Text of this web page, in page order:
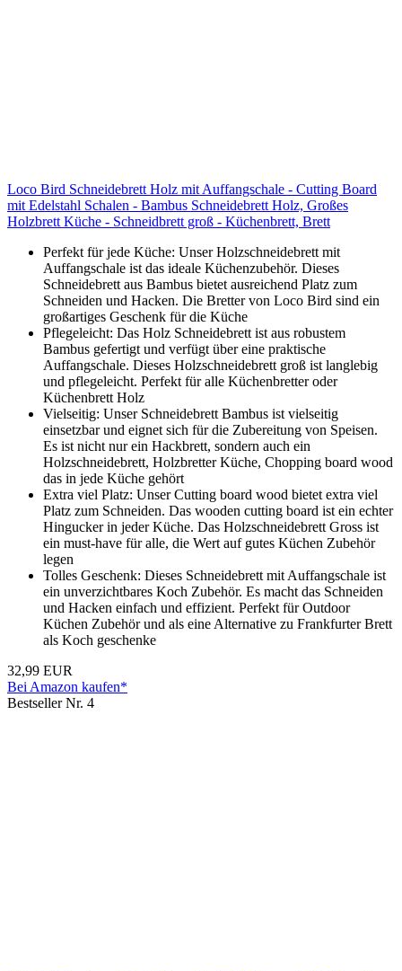
Loco Bird Schneidebrett Holz mit Auffangschale - Cutting Board
mit Edelstahl Schalen - Bambus Schneidebrett Holz, Großes
Holzbrett Küche - Schneidbrett groß - Küchenbrett, Brett
Perfekt für jede Küche: Unser Holzschneidebrett mit
Auffangschale ist das ideale Küchenzubehör. Dieses
Schneidebrett aus Bambus bietet ausreichend Platz zum
Schneiden und Hacken. Die Bretter von Loco Bird sind ein
großartiges Geschenk für die Küche
Pflegeleicht: Das Holz Schneidebrett ist aus robustem
Bambus gefertigt und verfügt über eine praktische
Auffangschale. Dieses Holzschneidebrett groß ist langlebig
und pflegeleicht. Perfekt für alle Küchenbretter oder
Küchenbrett Holz
Vielseitig: Unser Schneidebrett Bambus ist vielseitig
einsetzbar und eignet sich für die Zubereitung von Speisen.
Es ist nicht nur ein Hackbrett, sondern auch ein
Holzschneidebrett, Holzbretter Küche, Chopping board wood
das in jede Küche gehört
Extra viel Platz: Unser Cutting board wood bietet extra viel
Platz zum Schneiden. Das wooden cutting board ist ein echter
Hingucker in jeder Küche. Das Holzschneidebrett Gross ist
ein must-have für alle, die Wert auf gutes Küchen Zubehör
legen
Tolles Geschenk: Dieses Schneidebrett mit Auffangschale ist
ein unverzichtbares Koch Zubehör. Es macht das Schneiden
und Hacken einfach und effizient. Perfekt für Outdoor
Küchen Zubehör und als eine Alternative zu Frankfurter Brett
als Koch geschenke
32,99 EUR
Bei Amazon kaufen*
Bestseller Nr. 4